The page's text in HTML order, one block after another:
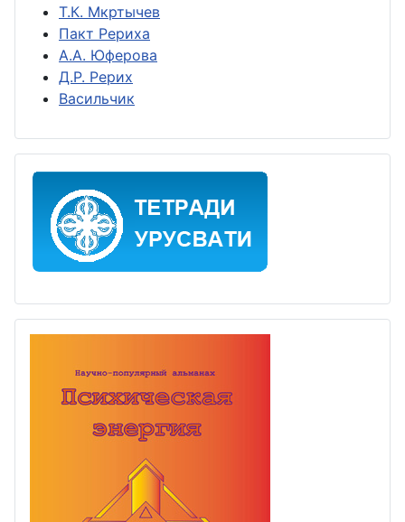
Т.К. Мкртычев
Пакт Рериха
А.А. Юферова
Д.Р. Рерих
Васильчик